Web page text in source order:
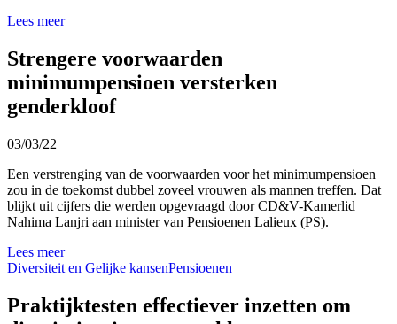
Lees meer
Strengere voorwaarden
minimumpensioen versterken
genderkloof
03/03/22
Een verstrenging van de voorwaarden voor het minimumpensioen
zou in de toekomst dubbel zoveel vrouwen als mannen treffen. Dat
blijkt uit cijfers die werden opgevraagd door CD&V-Kamerlid
Nahima Lanjri aan minister van Pensioenen Lalieux (PS).
Lees meer
Diversiteit en Gelijke kansenPensioenen
Praktijktesten effectiever inzetten om